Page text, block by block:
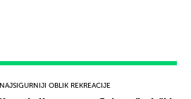
NAJSIGURNIJI OBLIK REKREACIJE